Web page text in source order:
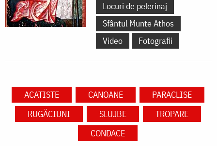
Locuri de pelerinaj
Sfântul Munte Athos
Video
Fotografii
ACATISTE CANOANE
PARACLISE
RUGĂCIUNI
SLUJBE
TROPARE
CONDACE